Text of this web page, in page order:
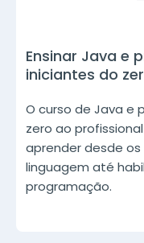
Ensinar Java e
iniciantes do
O curso de Java e
zero ao
aprender desde
linguagem até
programação.